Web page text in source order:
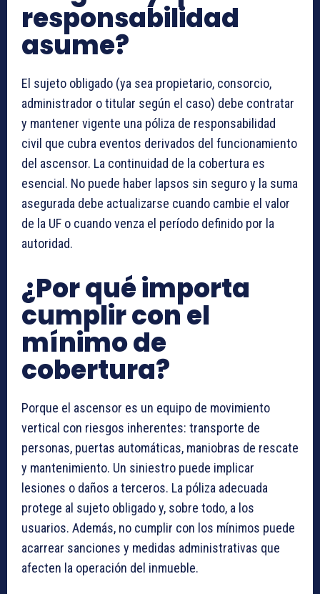
responsabilidad
asume?
El sujeto obligado (ya sea propietario, consorcio,
administrador o titular según el caso) debe contratar
y mantener vigente una póliza de responsabilidad
civil que cubra eventos derivados del funcionamiento
del ascensor. La continuidad de la cobertura es
esencial. No puede haber lapsos sin seguro y la suma
asegurada debe actualizarse cuando cambie el valor
de la UF o cuando venza el período definido por la
autoridad.
¿Por qué importa
cumplir con el
mínimo de
cobertura?
Porque el ascensor es un equipo de movimiento
vertical con riesgos inherentes: transporte de
personas, puertas automáticas, maniobras de rescate
y mantenimiento. Un siniestro puede implicar
lesiones o daños a terceros. La póliza adecuada
protege al sujeto obligado y, sobre todo, a los
usuarios. Además, no cumplir con los mínimos puede
acarrear sanciones y medidas administrativas que
afecten la operación del inmueble.